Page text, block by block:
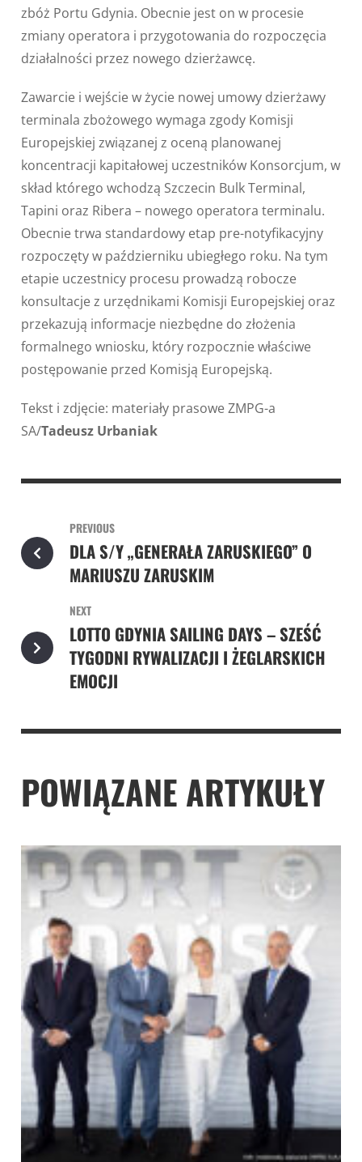
zbóż Portu Gdynia. Obecnie jest on w procesie
zmiany operatora i przygotowania do rozpoczęcia
działalności przez nowego dzierżawcę.
Zawarcie i wejście w życie nowej umowy dzierżawy
terminala zbożowego wymaga zgody Komisji
Europejskiej związanej z oceną planowanej
koncentracji kapitałowej uczestników Konsorcjum, w
skład którego wchodzą Szczecin Bulk Terminal,
Tapini oraz Ribera – nowego operatora terminalu.
Obecnie trwa standardowy etap pre-notyfikacyjny
rozpoczęty w październiku ubiegłego roku. Na tym
etapie uczestnicy procesu prowadzą robocze
konsultacje z urzędnikami Komisji Europejskiej oraz
przekazują informacje niezbędne do złożenia
formalnego wniosku, który rozpocznie właściwe
postępowanie przed Komisją Europejską.
Tekst i zdjęcie: materiały prasowe ZMPG-a
SA/Tadeusz Urbaniak
PREVIOUS
DLA S/Y „GENERAŁA ZARUSKIEGO” O
MARIUSZU ZARUSKIM
NEXT
LOTTO GDYNIA SAILING DAYS – SZEŚĆ
TYGODNI RYWALIZACJI I ŻEGLARSKICH
EMOCJI
POWIĄZANE ARTYKUŁY